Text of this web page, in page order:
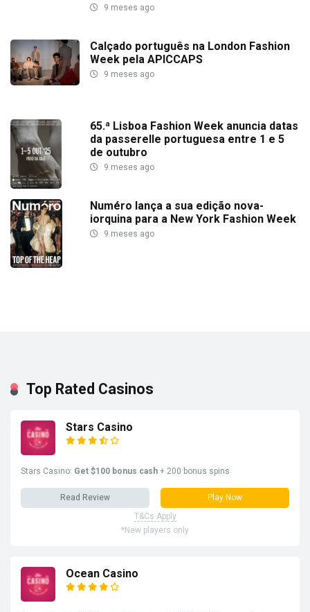
9 meses ago
Calçado português na London Fashion
Week pela APICCAPS
9 meses ago
65.ª Lisboa Fashion Week anuncia datas
da passerelle portuguesa entre 1 e 5
de outubro
9 meses ago
Numéro lança a sua edição nova-
iorquina para a New York Fashion Week
9 meses ago
Top Rated Casinos
Stars Casino
Stars Casino: Get $100 bonus cash + 200 bonus spins
Read Review
Play Now
T&Cs Apply
*New players only
Ocean Casino